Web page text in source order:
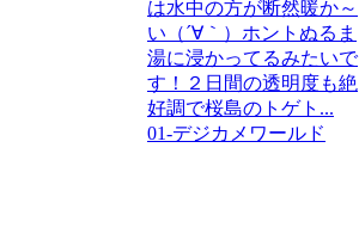
は水中の方が断然暖か～
い（´∀｀）ホントぬるま
湯に浸かってるみたいで
す！２日間の透明度も絶
好調で桜島のトゲト...
01-デジカメワールド